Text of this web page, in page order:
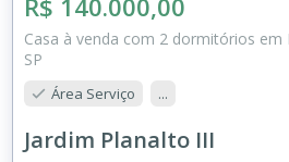
Casa à venda com 2 dormitórios em
SP
Área Serviço ...
Jardim Planalto III